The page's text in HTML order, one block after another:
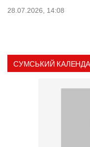
28.07.2026, 14:08
СУМСЬКИЙ